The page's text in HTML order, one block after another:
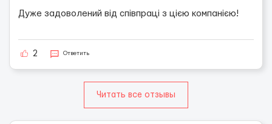
Дуже задоволений від співпраці з цією компанією!
2 Ответить
Читать все отзывы